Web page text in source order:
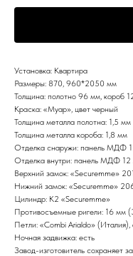
Установка: Квартира
Размеры: 870, 960*2050 мм
Толщина: полотно 96 мм, короб
Краска: «Муар», цвет черный
Толщина металла полотна: 1,5 мм
Толщина металла короба: 1,8 мм
Отделка снаружи: панель МДФ
Отделка внутри: панель МДФ
Верхний замок: «Securemme»
Нижний замок: «Securemme»
Цилиндр: K2 «Securemme»
Противосъемные ригели: 16 мм
Петли: «Combi Arialdo»
Ночная задвижка: есть
Завод-изготовитель сохраняет